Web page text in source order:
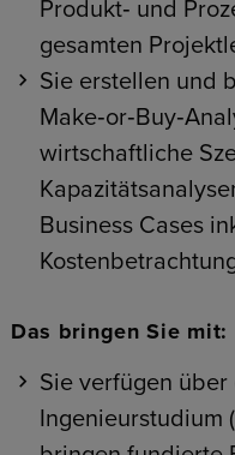
Produkt‑ und
gesamten
Sie erstellen und
wirtschaftliche
Business Cases
Das bringen Sie mit:
Sie verfügen
Ingenieurstudium